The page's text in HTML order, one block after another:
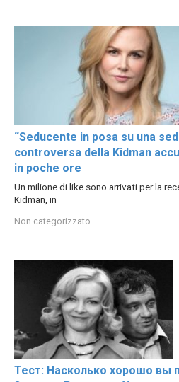
“Seducente in posa su una
controversa della Kidman
in poche ore
Un milione di like sono arrivati per la
Kidman, in
Non categorizzato
Тест: Насколько хорошо вы